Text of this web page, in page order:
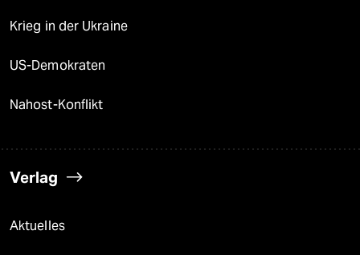
Krieg in der Ukraine
US-Demokraten
Nahost-Konflikt
Verlag
Aktuelles